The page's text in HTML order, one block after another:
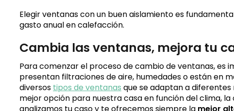
Elegir ventanas con un buen aislamiento es
gasto anual en calefacción.
Cambia las ventanas, mejora tu
Para comenzar el proceso de cambio de ventanas, es
presentan filtraciones de aire, humedades o están en
diversos tipos de ventanas que se adaptan a diferentes
mejor opción para nuestra casa en función del clima,